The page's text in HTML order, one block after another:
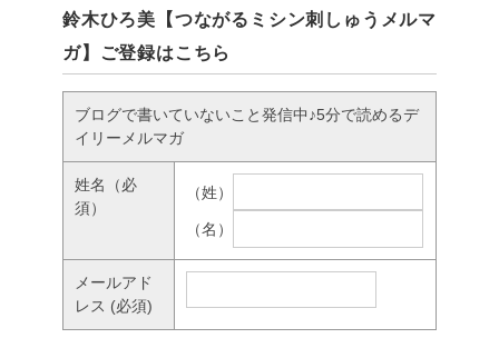
鈴木ひろ美【つながるミシン刺しゅうメルマ
ガ】ご登録はこちら
ブログで書いていないこと発信中♪5分で読めるデ
イリーメルマガ
姓名
（必
須）
（姓）
（名）
メールアド
レス (必須)